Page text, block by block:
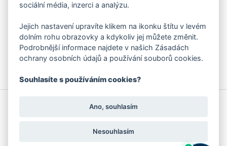
Chcete dostávat do svého mobilu či mailu upozornění na
ankety, pozvánky na kulturní a sportovní akce?
Více informací o aplikaci
Ochrana osobních údajů
sociální média, inzerci a analýzu.
Jejich nastavení upravíte klikem na ikonku štítu v levém
dolním rohu obrazovky a kdykoliv jej můžete změnit.
Podrobnější informace najdete v našich Zásadách
ochrany osobních údajů a používání souborů cookies.
Souhlasíte s používáním cookies?
Ano, souhlasím
Nesouhlasím